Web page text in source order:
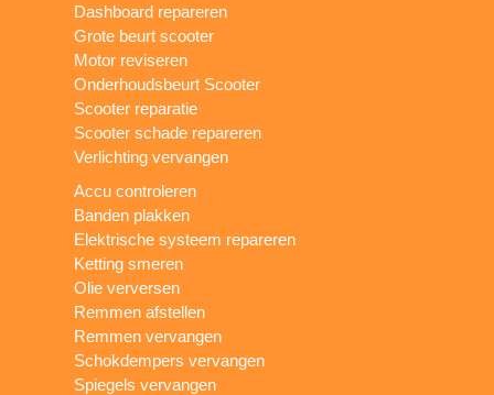
Dashboard repareren
Grote beurt scooter
Motor reviseren
Onderhoudsbeurt Scooter
Scooter reparatie
Scooter schade repareren
Verlichting vervangen
Accu controleren
Banden plakken
Elektrische systeem repareren
Ketting smeren
Olie verversen
Remmen afstellen
Remmen vervangen
Schokdempers vervangen
Spiegels vervangen